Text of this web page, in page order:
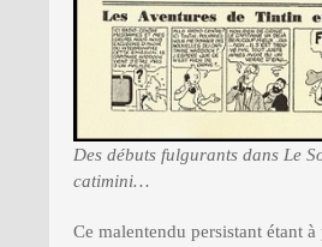
Des débuts fulgurants dans Le
catimini…
Ce malentendu persistant étant à